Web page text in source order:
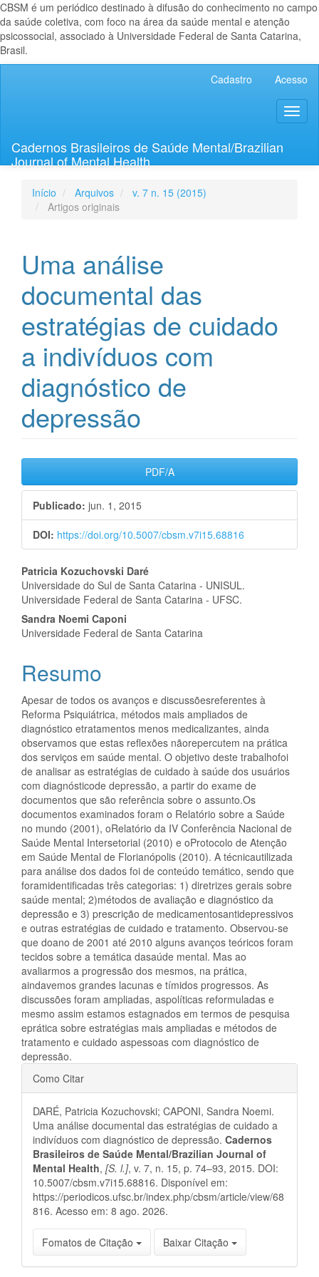
CBSM é um periódico destinado à difusão do conhecimento no campo
da saúde coletiva, com foco na área da saúde mental e atenção
psicossocial, associado à Universidade Federal de Santa Catarina,
Brasil.
Lateral
Cadastro Acesso
Cadernos Brasileiros de Saúde Mental/Brazilian
Journal of Mental Health
Início Arquivos
v. 7 n. 15 (2015)
Artigos originais
Uma análise
documental das
estratégias de cuidado
a indivíduos com
diagnóstico de
depressão
Barra
lateral
de
artigos
PDF/A
Publicado: jun. 1, 2015
DOI: https://doi.org/10.5007/cbsm.v7i15.68816
Conteúdo
do
artigo
Patricia Kozuchovski Daré
Universidade do Sul de Santa Catarina - UNISUL.
Universidade Federal de Santa Catarina - UFSC.
Sandra Noemi Caponi
Universidade Federal de Santa Catarina
Resumo
Apesar de todos os avanços e discussõesreferentes à
Reforma Psiquiátrica, métodos mais ampliados de
diagnóstico etratamentos menos medicalizantes, ainda
observamos que estas reflexões nãorepercutem na prática
dos serviços em saúde mental. O objetivo deste trabalhofoi
de analisar as estratégias de cuidado à saúde dos usuários
com diagnósticode depressão, a partir do exame de
documentos que são referência sobre o assunto.Os
documentos examinados foram o Relatório sobre a Saúde
no mundo (2001), oRelatório da IV Conferência Nacional de
Saúde Mental Intersetorial (2010) e oProtocolo de Atenção
em Saúde Mental de Florianópolis (2010). A técnicautilizada
para análise dos dados foi de conteúdo temático, sendo que
foramidentificadas três categorias: 1) diretrizes gerais sobre
saúde mental; 2)métodos de avaliação e diagnóstico da
depressão e 3) prescrição de medicamentosantidepressivos
e outras estratégias de cuidado e tratamento. Observou-se
que doano de 2001 até 2010 alguns avanços teóricos foram
tecidos sobre a temática dasaúde mental. Mas ao
avaliarmos a progressão dos mesmos, na prática,
aindavemos grandes lacunas e tímidos progressos. As
discussões foram ampliadas, aspolíticas reformuladas e
mesmo assim estamos estagnados em termos de pesquisa
eprática sobre estratégias mais ampliadas e métodos de
tratamento e cuidado aspessoas com diagnóstico de
depressão.
Detalhes
do
artigo
Como Citar
DARÉ, Patricia Kozuchovski; CAPONI, Sandra Noemi.
Uma análise documental das estratégias de cuidado a
indivíduos com diagnóstico de depressão. Cadernos
Brasileiros de Saúde Mental/Brazilian Journal of
Mental Health, [S. l.], v. 7, n. 15, p. 74–93, 2015. DOI:
10.5007/cbsm.v7i15.68816. Disponível em:
https://periodicos.ufsc.br/index.php/cbsm/article/view/68
816. Acesso em: 8 ago. 2026.
Fomatos de Citação Baixar Citação